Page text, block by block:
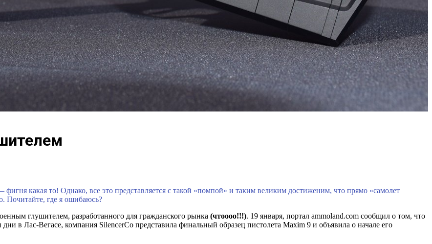
какая то! Однако, все это представляется с такой «помпой» и таким великим достиженим, что прямо «самолет
Почитайте, где я ошибаюсь?
глушителем, разработанного для гражданского рынка (чтоооо!!!). 19 января, портал ammoland.com сообщил о том, что
в Лас-Вегасе, компания SilencerCo представила финальный образец пистолета Maxim 9 и объявила о начале его